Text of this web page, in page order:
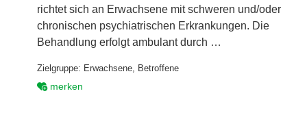
richtet sich an Erwachsene mit schweren und/oder
chronischen psychiatrischen Erkrankungen. Die
Behandlung erfolgt ambulant durch …
Zielgruppe: Erwachsene, Betroffene
merken